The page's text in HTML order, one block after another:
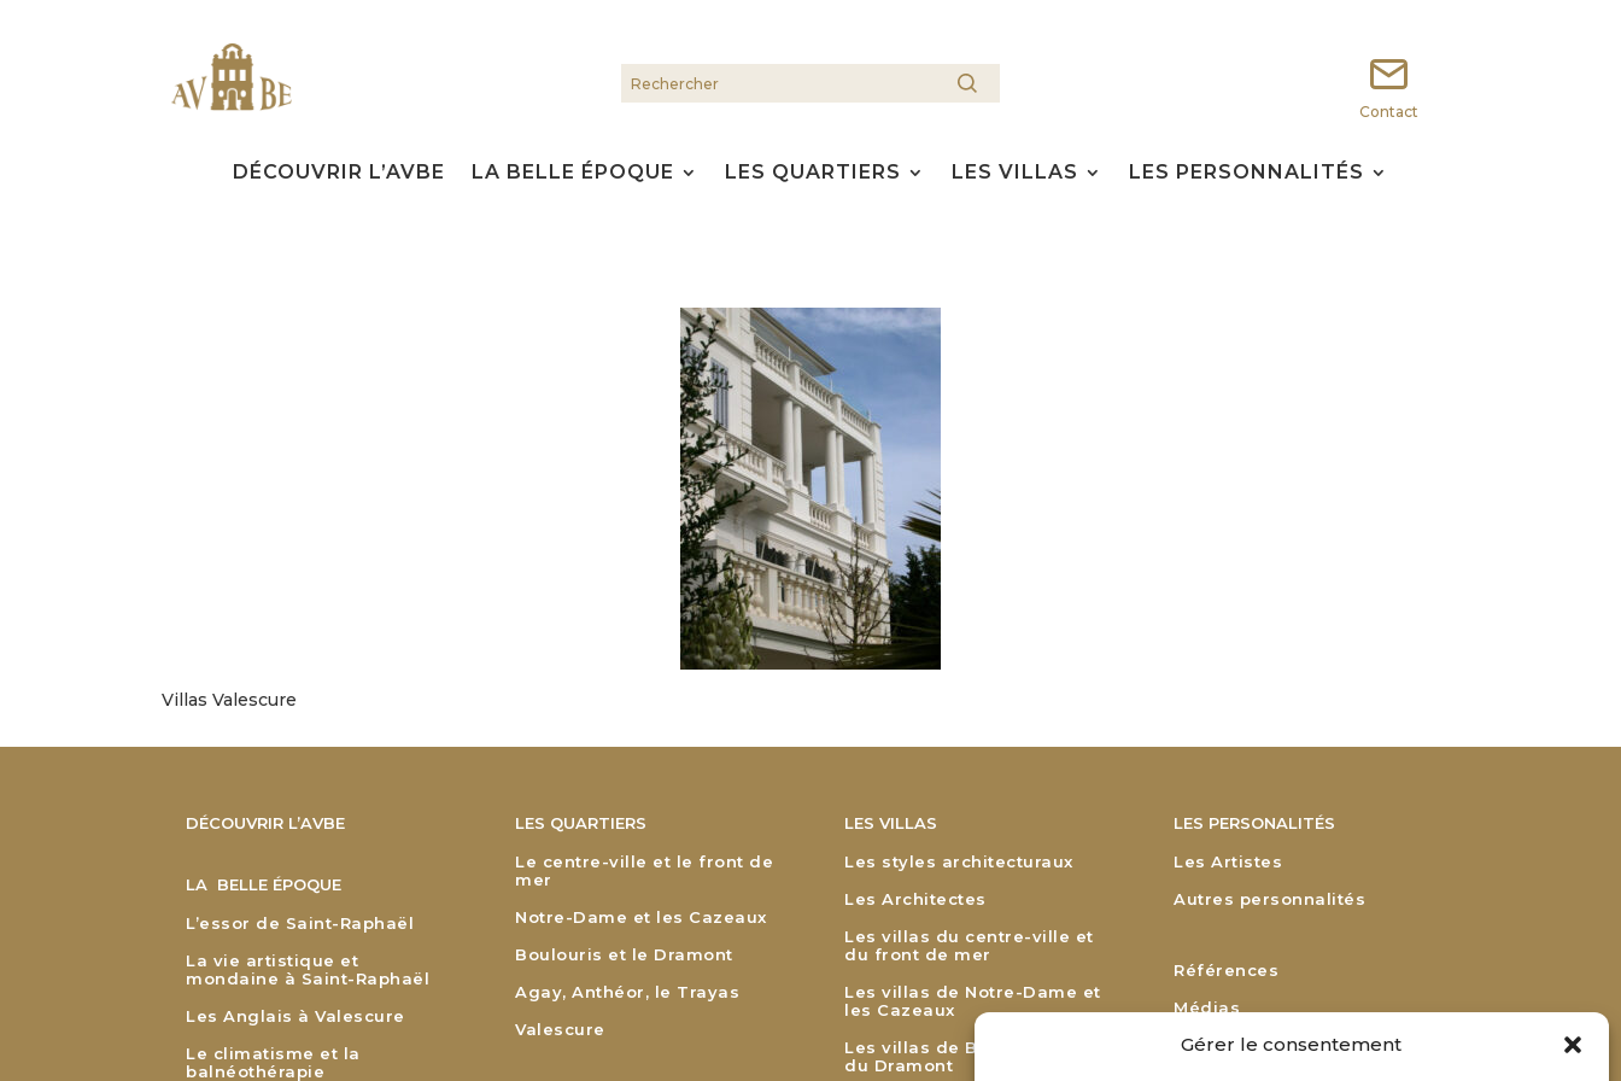
Gérer le consentement
Contact
DÉCOUVRIR L’AVBE LA BELLE ÉPOQUE LES QUARTIERS LES VILLAS LES PERSONNALITÉS
Villas Valescure
DÉCOUVRIR L’AVBE
LA BELLE ÉPOQUE
L’essor de Saint-Raphaël
La vie artistique et
mondaine à Saint-Raphaël
Les Anglais à Valescure
Le climatisme et la
balnéothérapie
LES QUARTIERS
Le centre-ville et le front de
mer
Notre-Dame et les Cazeaux
Boulouris et le Dramont
Agay, Anthéor, le Trayas
Valescure
LES VILLAS
Les styles architecturaux
Les Architectes
Les villas du centre-ville et
du front de mer
Les villas de Notre-Dame et
les Cazeaux
Les villas de Boulouris et
du Dramont
LES PERSONALITÉS
Les Artistes
Autres personnalités
Références
Médias
Remerciements